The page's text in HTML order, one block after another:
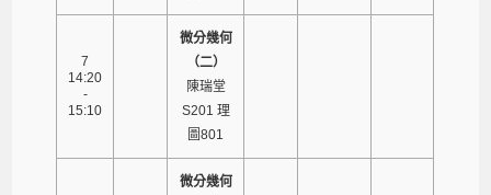
7
14:20
-
15:10
微分幾何
（二）
陳瑞堂
S201 理
圖801
微分幾何